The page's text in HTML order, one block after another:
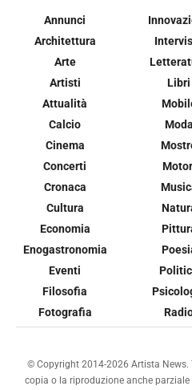
Annunci
Architettura
Arte
Artisti
Attualità
Calcio
Cinema
Concerti
Cronaca
Cultura
Economia
Enogastronomia
Eventi
Filosofia
Fotografia
Libri
Moda
© Copyright 2014-2026 Artista
copia o la riproduzione anche